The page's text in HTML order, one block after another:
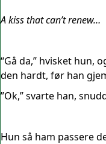
A kiss that can’t renew…
“Gå da,” hvisket hun,
den hardt, før han
”Ok,” svarte han,
Hun så ham passere